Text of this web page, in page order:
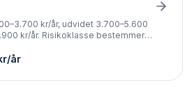
kr/år, udvidet 3.700–5.600
kr/år. Risikoklasse bestemmer
år